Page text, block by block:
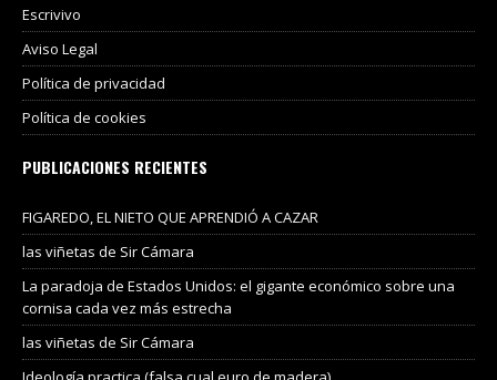
Escrivivo
Aviso Legal
Política de privacidad
Política de cookies
PUBLICACIONES RECIENTES
FIGAREDO, EL NIETO QUE APRENDIÓ A CAZAR
las viñetas de Sir Cámara
La paradoja de Estados Unidos: el gigante económico sobre una
cornisa cada vez más estrecha
las viñetas de Sir Cámara